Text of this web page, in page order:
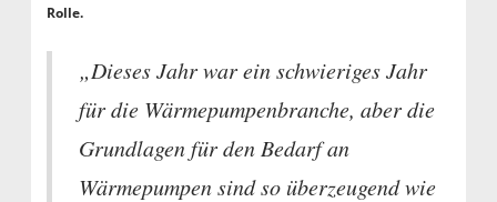
Rolle.
„Dieses Jahr war ein schwieriges Jahr
für die Wärmepumpenbranche, aber die
Grundlagen für den Bedarf an
Wärmepumpen sind so überzeugend wie